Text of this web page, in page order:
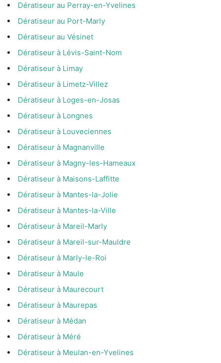
Dératiseur au Perray-en-Yvelines
Dératiseur au Port-Marly
Dératiseur au Vésinet
Dératiseur à Lévis-Saint-Nom
Dératiseur à Limay
Dératiseur à Limetz-Villez
Dératiseur à Loges-en-Josas
Dératiseur à Longnes
Dératiseur à Louveciennes
Dératiseur à Magnanville
Dératiseur à Magny-les-Hameaux
Dératiseur à Maisons-Laffitte
Dératiseur à Mantes-la-Jolie
Dératiseur à Mantes-la-Ville
Dératiseur à Mareil-Marly
Dératiseur à Mareil-sur-Mauldre
Dératiseur à Marly-le-Roi
Dératiseur à Maule
Dératiseur à Maurecourt
Dératiseur à Maurepas
Dératiseur à Médan
Dératiseur à Méré
Dératiseur à Meulan-en-Yvelines